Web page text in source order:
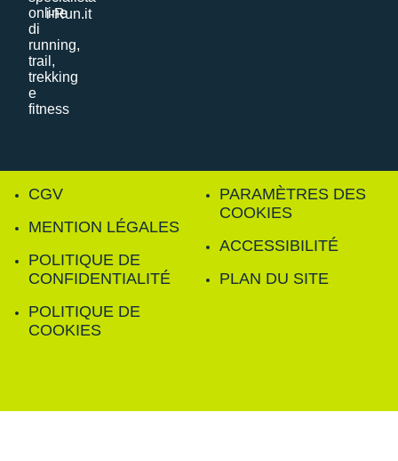
i-Run.it
CGV
MENTION LÉGALES
POLITIQUE DE
CONFIDENTIALITÉ
POLITIQUE DE
COOKIES
PARAMÈTRES DES
COOKIES
ACCESSIBILITÉ
PLAN DU SITE